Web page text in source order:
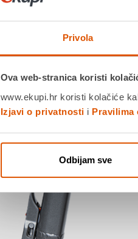
Privola
Ova web-stranica koristi
www.ekupi.hr koristi kolačiće
Izjavi o privatnosti i Pravilima
Odbijam sve